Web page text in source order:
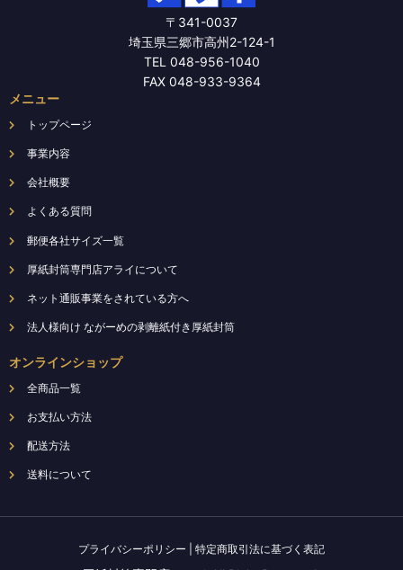
〒341-0037
埼玉県三郷市高州2-124-1
TEL 048-956-1040
FAX 048-933-9364
メニュー
トップページ
事業内容
会社概要
よくある質問
郵便各社サイズ一覧
厚紙封筒専門店アライについて
ネット通販事業をされている方へ
法人様向け ながーめの剥離紙付き厚紙封筒
オンラインショップ
全商品一覧
お支払い方法
配送方法
送料について
プライバシーポリシー 特定商取引法に基づく表記